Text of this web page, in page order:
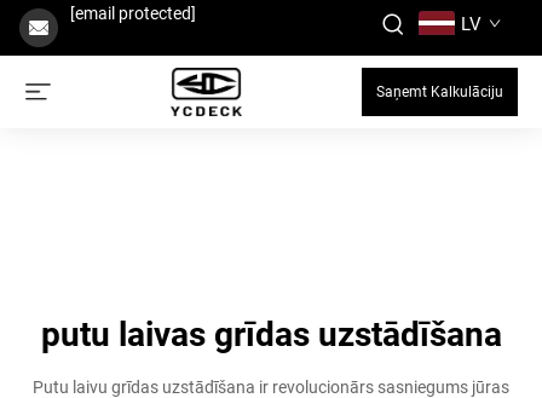
[email protected] LV
Saņemt Kalkulāciju
putu laivas grīdas uzstādīšana
Putu laivu grīdas uzstādīšana ir revolucionārs sasniegums jūras